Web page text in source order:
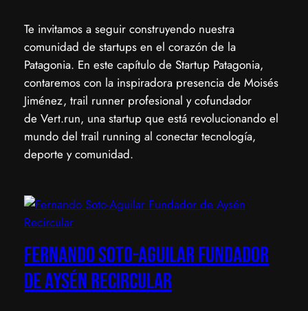
​Te invitamos a seguir construyendo nuestra
comunidad de startups en el corazón de la
Patagonia. En este capítulo de Startup Patagonia,
contaremos con la inspiradora presencia de Moisés
Jiménez, trail runner profesional y cofundador
de Vert.run, una startup que está revolucionando el
mundo del trail running al conectar tecnología,
deporte y comunidad.
Fernando Soto-Aguilar Fundador
de Aysén Recircular